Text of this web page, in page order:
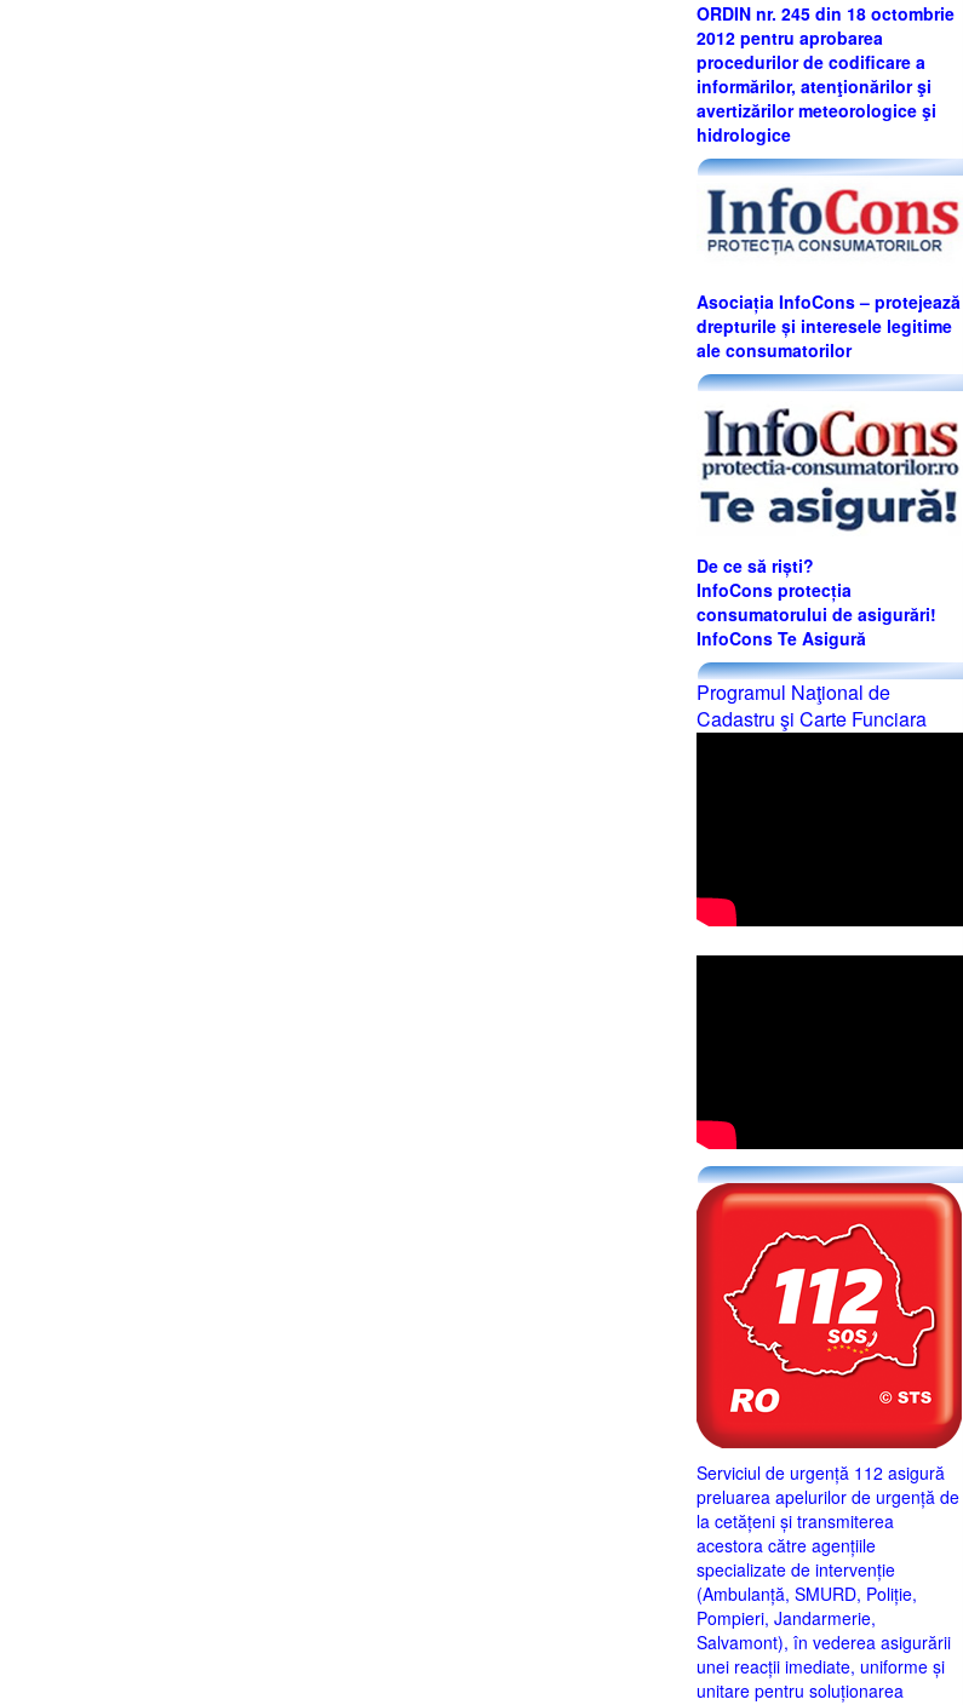
ORDIN nr. 245 din 18 octombrie
2012 pentru aprobarea
procedurilor de codificare a
informărilor, atenţionărilor şi
avertizărilor meteorologice şi
hidrologice
Asociația InfoCons – protejează
drepturile și interesele legitime
ale consumatorilor
De ce să riști?
InfoCons protecția
consumatorului de asigurări!
InfoCons Te Asigură
Programul Naţional de
Cadastru şi Carte Funciara
Serviciul de urgență 112 asigură
preluarea apelurilor de urgență de
la cetățeni și transmiterea
acestora către agențiile
specializate de intervenție
(Ambulanță, SMURD, Poliție,
Pompieri, Jandarmerie,
Salvamont), în vederea asigurării
unei reacții imediate, uniforme și
unitare pentru soluționarea